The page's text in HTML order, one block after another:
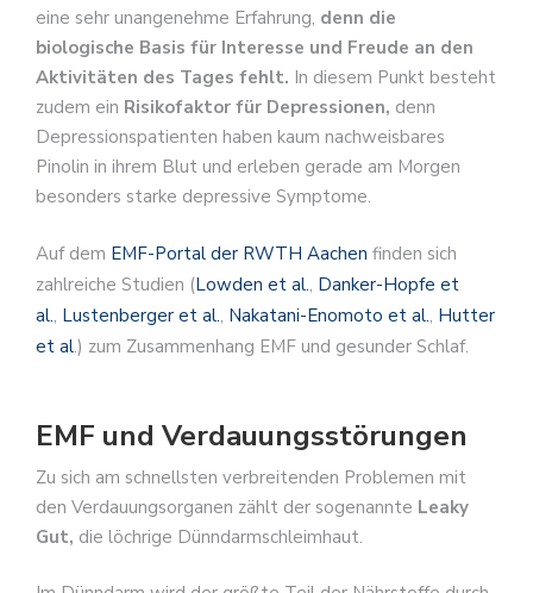
eine sehr unangenehme Erfahrung, denn die
biologische Basis für Interesse und Freude an den
Aktivitäten des Tages fehlt. In diesem Punkt besteht
zudem ein Risikofaktor für Depressionen, denn
Depressionspatienten haben kaum nachweisbares
Pinolin in ihrem Blut und erleben gerade am Morgen
besonders starke depressive Symptome.
Auf dem EMF-Portal der RWTH Aachen finden sich
zahlreiche Studien (Lowden et al., Danker-Hopfe et
al., Lustenberger et al., Nakatani-Enomoto et al., Hutter
et al.) zum Zusammenhang EMF und gesunder Schlaf.
EMF und Verdauungsstörungen
Zu sich am schnellsten verbreitenden Problemen mit
den Verdauungsorganen zählt der sogenannte Leaky
Gut, die löchrige Dünndarmschleimhaut.